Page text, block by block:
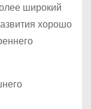
широкий
хорошо